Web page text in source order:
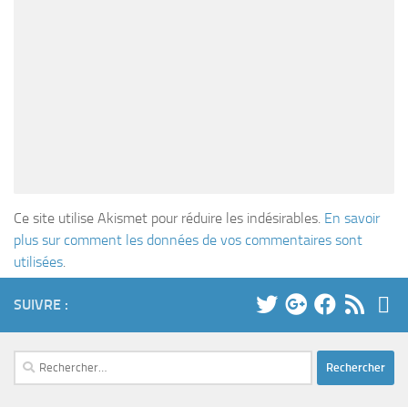
Ce site utilise Akismet pour réduire les indésirables. En savoir
plus sur comment les données de vos commentaires sont
utilisées.
SUIVRE :
Rechercher :